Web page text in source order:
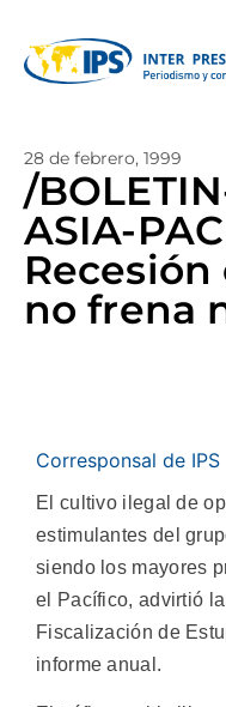
28 de febrero, 1999
/
ASIA-
no frena
Corresponsal de IPS
El cultivo ilegal de
estimulantes del
siendo los mayores
el Pacífico, advirtió
Fiscalización de
informe anual.